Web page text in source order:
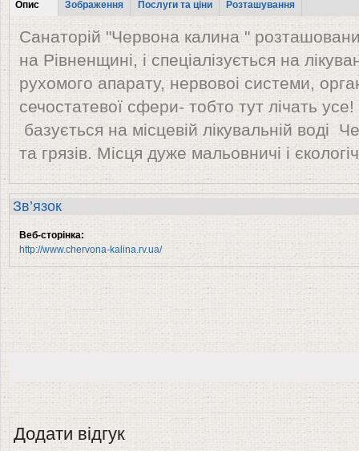
Tabs
Опис
(активна
вкладка)
Зображення Послуги та ціни Розташування
Санаторій "Червона калина "
на Рівненщині, і спеціалізується на
рухомого апарату, нервовоі системи,
сечостатевої сфери- тобто тут лічать
базується на місцевій лікувальній воді
та грязів. Місця дуже мальовничі і
Зв’язок
Веб-сторінка:
http://www.chervona-kalina.rv.ua/
Додати відгук